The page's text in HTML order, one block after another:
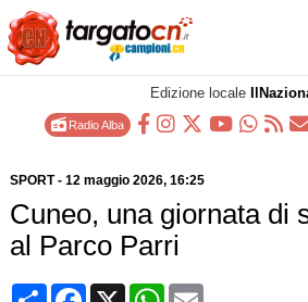
Edizione locale
Radio Alba
SPORT- 12 maggio 2026, 16:25
Cuneo, una giornata di
al Parco Parri
CondividiFacebook
X WhatsApp
Email